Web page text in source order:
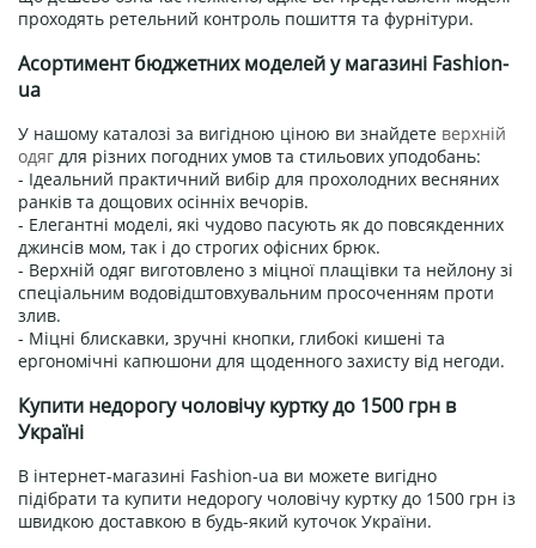
проходять ретельний контроль пошиття та фурнітури.
Асортимент бюджетних моделей у магазині Fashion-
ua
У нашому каталозі за вигідною ціною ви знайдете верхній
одяг для різних погодних умов та стильових уподобань:
- Ідеальний практичний вибір для прохолодних весняних
ранків та дощових осінніх вечорів.
- Елегантні моделі, які чудово пасують як до повсякденних
джинсів мом, так і до строгих офісних брюк.
- Верхній одяг виготовлено з міцної плащівки та нейлону зі
спеціальним водовідштовхувальним просоченням проти
злив.
- Міцні блискавки, зручні кнопки, глибокі кишені та
ергономічні капюшони для щоденного захисту від негоди.
Купити недорогу чоловічу куртку до 1500 грн в
Україні
В інтернет-магазині Fashion-ua ви можете вигідно
підібрати та купити недорогу чоловічу куртку до 1500 грн із
швидкою доставкою в будь-який куточок України.